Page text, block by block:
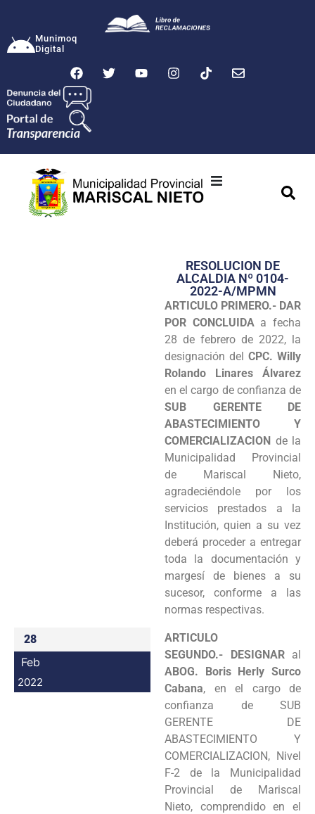
Munimoq
Digital
Transparencia
Seguridad
Programas
Intranet
28
Feb
2022
RESOLUCION DE
ALCALDIA Nº 0104-
2022-A/MPMN
ARTICULO PRIMERO.- DAR
POR CONCLUIDA a fecha
28 de febrero de 2022, la
designación del CPC. Willy
Rolando Linares Álvarez
en el cargo de confianza de
SUB GERENTE DE
ABASTECIMIENTO Y
COMERClALIZACION de la
Municipalidad Provincial
de Mariscal Nieto,
agradeciéndole por los
servicios prestados a la
Institución, quien a su vez
deberá proceder a entregar
toda la documentación y
margesí de bienes a su
sucesor, conforme a las
normas respectivas.
ARTICULO
SEGUNDO.-
DESIGNARal
ABOG. Boris Herly Surco
Cabana, en el cargo de
confianza de SUB
GERENTE DE
ABASTECIMIENTO Y
COMERCIALIZACION, Nivel
F-2 de la Municipalidad
Provincial de Mariscal
Nieto, comprendido en el